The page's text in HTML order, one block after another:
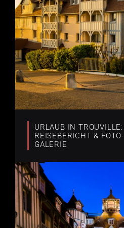
URLAUB IN TROUVILLE:
REISEBERICHT & FOTO-
GALERIE